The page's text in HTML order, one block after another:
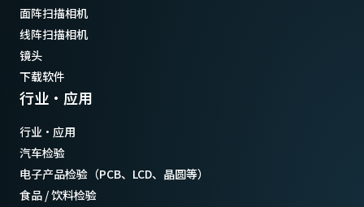
面阵扫描相机
线阵扫描相机
镜头
下载软件
行业·应用
行业·应用
汽车检验
电子产品检验（PCB、LCD、晶圆等）
食品 / 饮料检验